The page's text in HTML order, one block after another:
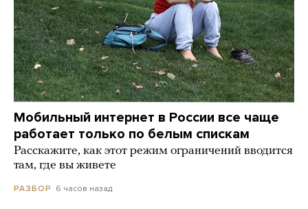
Мобильный интернет в России все чаще
работает только по белым спискам
Расскажите, как этот режим ограничений вводится
там, где вы живете
РАЗБОР 6 часов назад